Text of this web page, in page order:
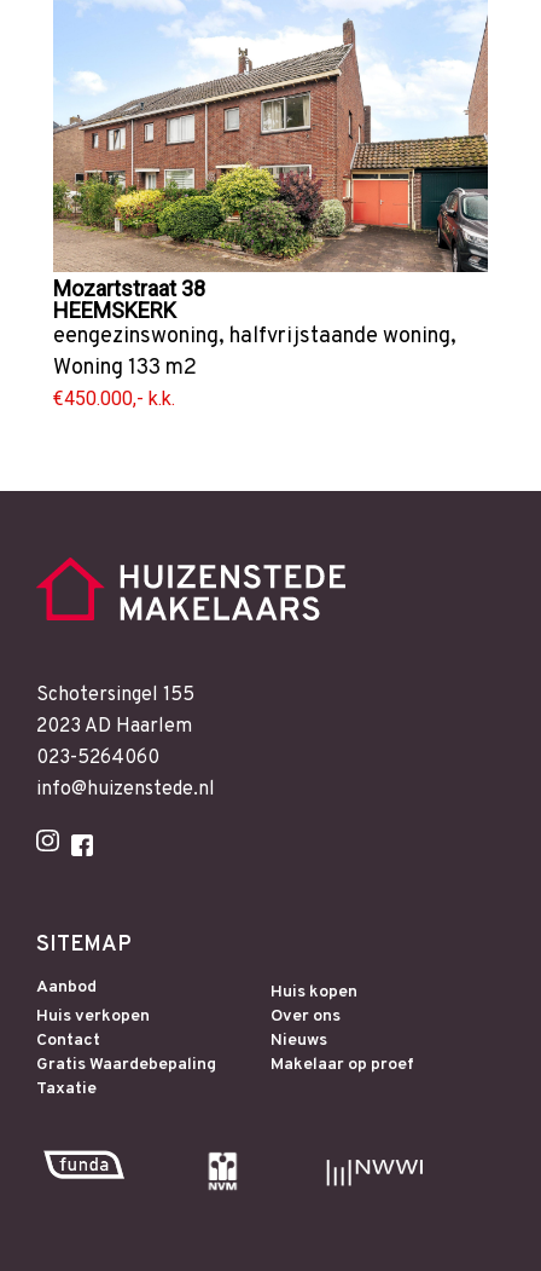
Mozartstraat 38
HEEMSKERK
eengezinswoning, halfvrijstaande woning,
Woning 133 m2
€450.000,- k.k.
Schotersingel 155
2023 AD Haarlem
023-5264060
info@huizenstede.nl
SITEMAP
Aanbod
Huis kopen
Huis verkopen
Over ons
Contact
Nieuws
Gratis Waardebepaling
Makelaar op proef
Taxatie